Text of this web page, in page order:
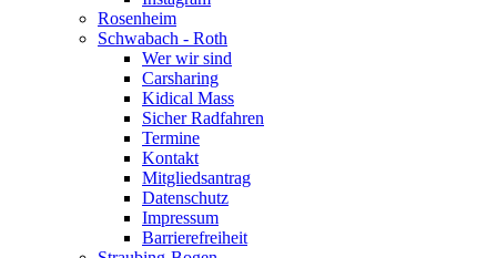
Rosenheim
Schwabach - Roth
Wer wir sind
Carsharing
Kidical Mass
Sicher Radfahren
Termine
Kontakt
Mitgliedsantrag
Datenschutz
Impressum
Barrierefreiheit